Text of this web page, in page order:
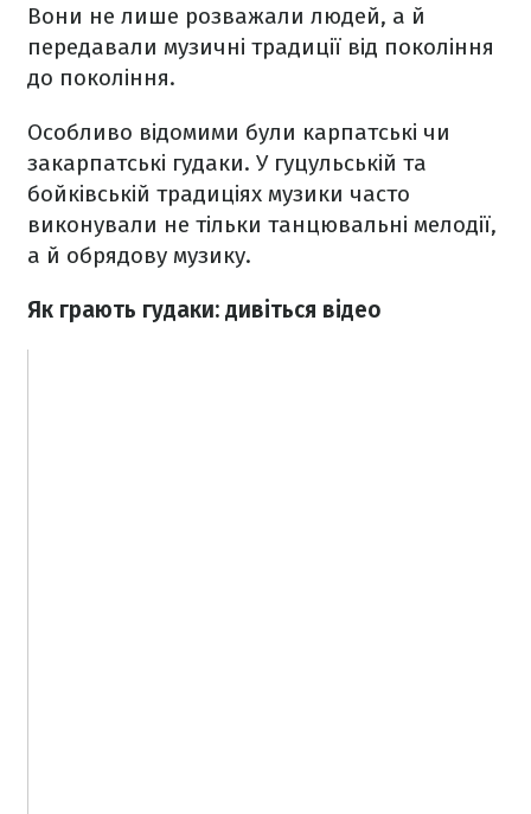
Вони не лише розважали людей, а й
передавали музичні традиції від покоління
до покоління.
Особливо відомими були карпатські чи
закарпатські гудаки. У гуцульській та
бойківській традиціях музики часто
виконували не тільки танцювальні мелодії,
а й обрядову музику.
Як грають гудаки: дивіться відео